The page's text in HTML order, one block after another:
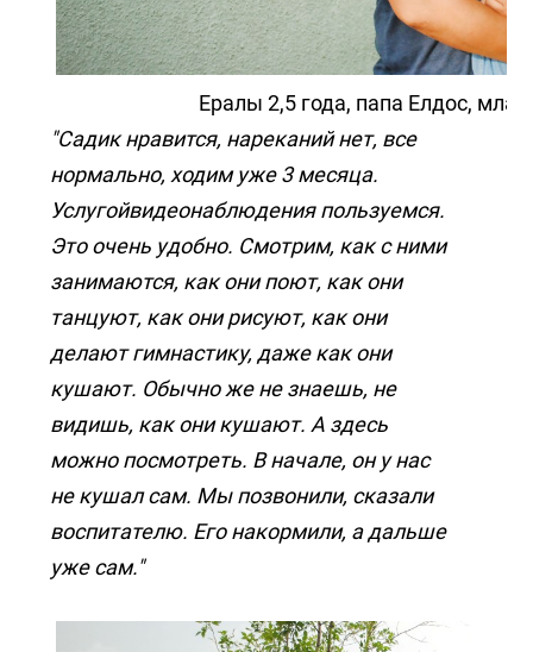
Ералы 2,5 года, папа Елдос,
"Садик нравится, нареканий нет, все
нормально, ходим уже 3 месяца.
Услугойвидеонаблюдения пользуемся.
Это очень удобно. Смотрим, как с ними
занимаются, как они поют, как они
танцуют, как они рисуют, как они
делают гимнастику, даже как они
кушают. Обычно же не знаешь, не
видишь, как они кушают. А здесь
можно посмотреть. В начале, он у нас
не кушал сам. Мы позвонили, сказали
воспитателю. Его накормили, а дальше
уже сам."